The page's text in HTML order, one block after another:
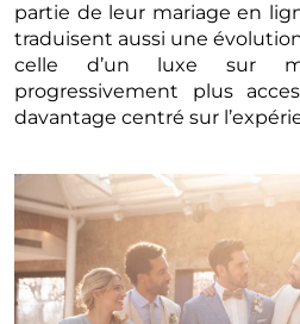
partie de leur mariage en
traduisent aussi une
celle d’un luxe sur
progressivement plus
davantage centré sur